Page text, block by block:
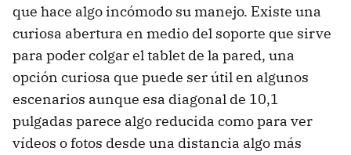
que hace algo incómodo su manejo. Existe una
curiosa abertura en medio del soporte que sirve
para poder colgar el tablet de la pared, una
opción curiosa que puede ser útil en algunos
escenarios aunque esa diagonal de 10,1
pulgadas parece algo reducida como para ver
vídeos o fotos desde una distancia algo más